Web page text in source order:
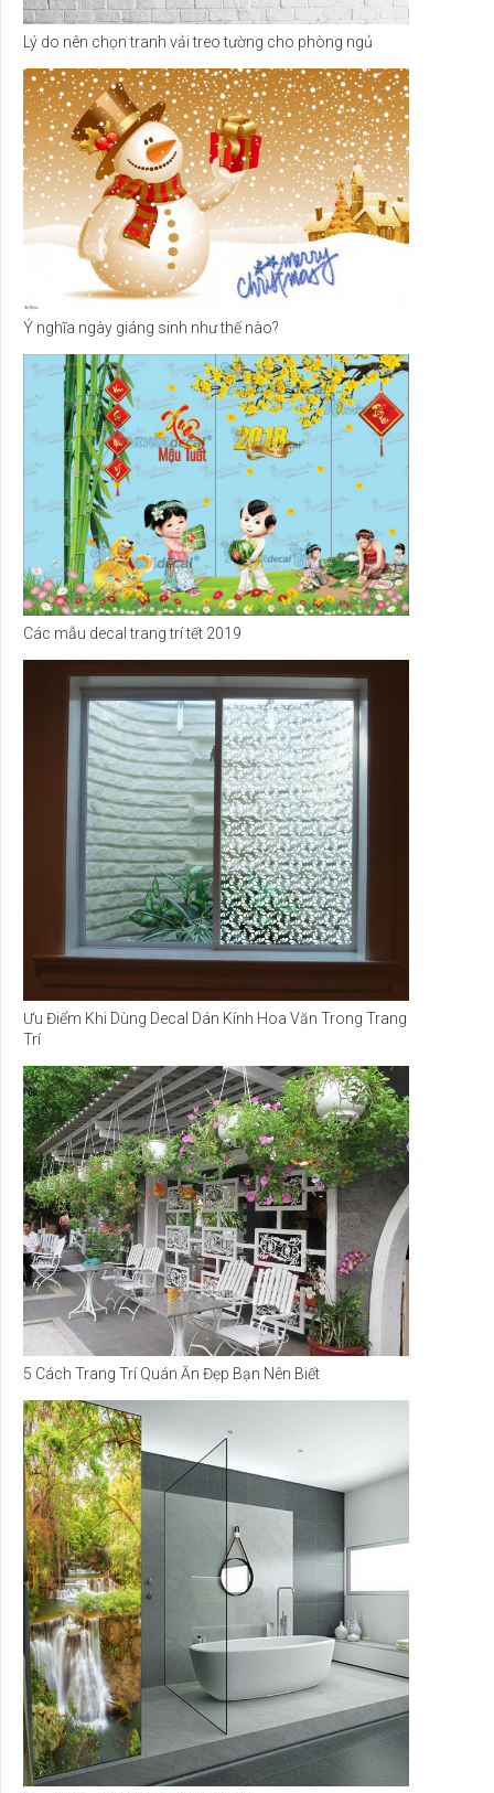
Lý do nên chọn tranh vải treo tường cho phòng ngủ
Ý nghĩa ngày giáng sinh như thế nào?
Các mẫu decal trang trí tết 2019
Ưu Điểm Khi Dùng Decal Dán Kính Hoa Văn Trong Trang
Trí
5 Cách Trang Trí Quán Ăn Đẹp Bạn Nên Biết